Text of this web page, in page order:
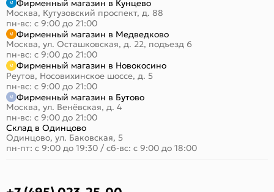
Фирменный магазин в Кунцево
Москва, Кутузовский проспект, д. 88
пн-вс: с 9:00 до 21:00
Фирменный магазин в Медведково
Москва, ул. Осташковская, д. 22, подъезд 6
пн-вс: с 9:00 до 21:00
Фирменный магазин в Новокосино
Реутов, Носовихинское шоссе, д. 5
пн-вс: с 9:00 до 21:00
Фирменный магазин в Бутово
Москва, ул. Венёвская, д. 4
пн-вс: с 9:00 до 21:00
Склад в Одинцово
Одинцово, ул. Баковская, 5
пн-пт: с 9:00 до 19:30 / сб-вс: с 9:00 до 18:00